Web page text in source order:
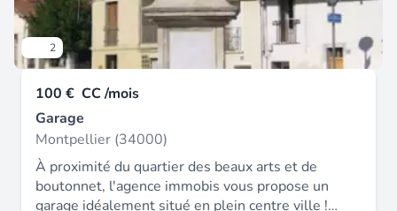
2
100 € CC /mois
Garage
Montpellier (34000)
À proximité du quartier des beaux arts et de
boutonnet, l'agence immobis vous propose un
garage idéalement situé en plein centre ville !